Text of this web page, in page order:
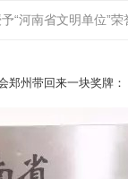
“河南省文明单位”荣
州带回来一块奖牌：